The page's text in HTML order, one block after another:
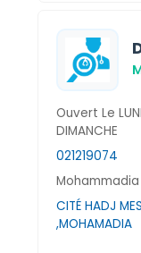
Ouvert Le
DIMANCHE
021219074
Mohammadia
CITÉ HADJ
,MOHAMADIA